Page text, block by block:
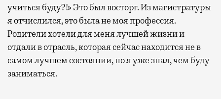
учиться буду?!» Это был восторг. Из магистратуры
я отчислился, это была не моя профессия.
Родители хотели для меня лучшей жизни и
отдали в отрасль, которая сейчас находится не в
самом лучшем состоянии, но я уже знал, чем буду
заниматься.